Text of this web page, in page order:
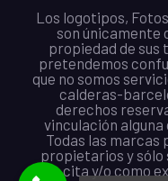
Los logotipos,
son únicamente
propiedad de sus
pretendemos
que no somos
calderas-
derechos
vinculación
Todas las marcas
propietarios y sólo
de cita y/o como